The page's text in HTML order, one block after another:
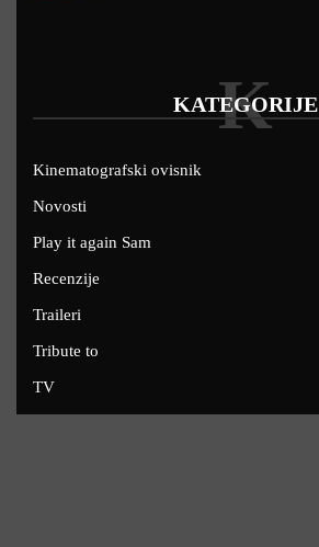
KATEGORIJE
K
Kinematografski ovisnik
Novosti
Play it again Sam
Recenzije
Traileri
Tribute to
TV